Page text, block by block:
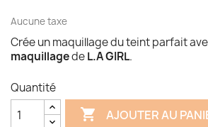
Aucune taxe
Crée un maquillage du teint parfait
maquillagedeL.A GIRL.
Quantité
 AJOUTER AU